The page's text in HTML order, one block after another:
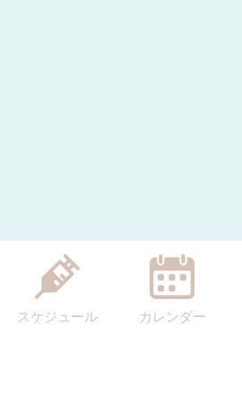
スケジュール カレンダー